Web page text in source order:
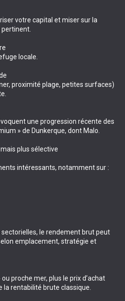
votre capital et miser sur la
pertinent.
locale.
proximité plage, petites surfaces)
une progression récente des
» de Dunkerque, dont Malo.
plus sélective
intéressants, notamment sur :
le rendement brut peut
emplacement, stratégie et
proche mer, plus le prix d’achat
la rentabilité brute classique.